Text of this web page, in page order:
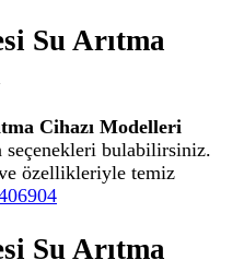
Su Arıtma
Cihazı Modelleri
seçenekleri bulabilirsiniz.
özellikleriyle temiz
Su Arıtma